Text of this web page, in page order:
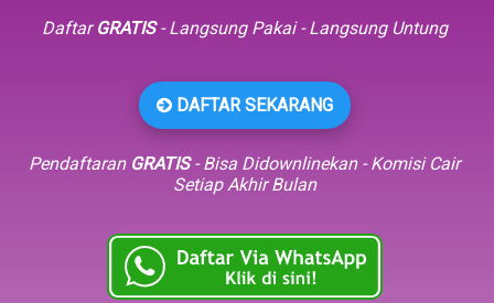
DaftarGRATIS- Langsung Pakai - Langsung Untung
DAFTAR SEKARANG
Pendaftaran GRATIS- Bisa Didownlinekan - Komisi Cair
Setiap Akhir Bulan